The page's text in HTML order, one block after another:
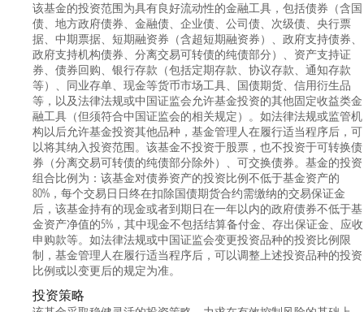
该基金的投资范围为具有良好流动性的金融工具，包括债券（含国
债、地方政府债券、金融债、企业债、公司债、次级债、央行票
据、中期票据、短期融资券（含超短期融资券）、政府支持债券、
政府支持机构债券、分离交易可转债的纯债部分）、资产支持证
券、债券回购、银行存款（包括定期存款、协议存款、通知存款
等）、同业存单、现金等货币市场工具、国债期货、信用衍生品
等，以及法律法规或中国证监会允许基金投资的其他固定收益类金
融工具（但须符合中国证监会的相关规定）。如法律法规或监管机
构以后允许基金投资其他品种，基金管理人在履行适当程序后，可
以将其纳入投资范围。该基金不投资于股票，也不投资于可转换债
券（分离交易可转债的纯债部分除外）、可交换债券。基金的投资
组合比例为：该基金对债券资产的投资比例不低于基金资产的
80%，每个交易日日终在扣除国债期货合约需缴纳的交易保证金
后，该基金持有的现金或者到期日在一年以内的政府债券不低于基
金资产净值的5%，其中现金不包括结算备付金、存出保证金、应收
申购款等。如法律法规或中国证监会变更投资品种的投资比例限
制，基金管理人在履行适当程序后，可以调整上述投资品种的投资
比例或以变更后的规定为准。
投资策略